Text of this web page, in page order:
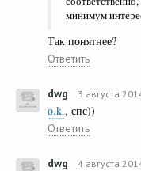
минимум
Так понятнее?
Ответить
dwg 3 августа
o.k., спс))
Ответить
dwg 4 августа